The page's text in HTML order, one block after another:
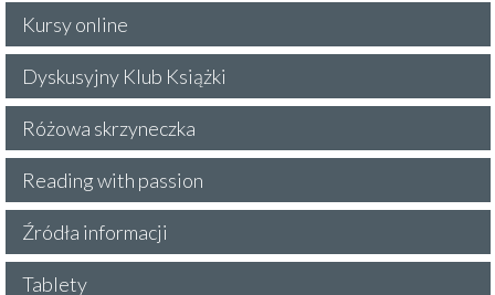
Kursy online
Dyskusyjny Klub Książki
Różowa skrzyneczka
Reading with passion
Źródła informacji
Tablety